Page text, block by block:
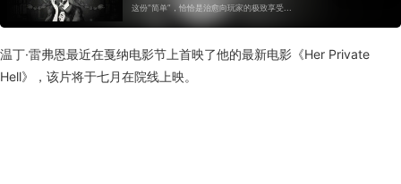
这份“简单”，恰恰是治愈向玩家的极致享受...
温丁·雷弗恩最近在戛纳电影节上首映了他的最新电影《Her Private
Hell》，该片将于七月在院线上映。